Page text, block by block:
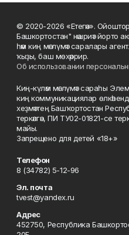
© 2020-2026 «Етегән».
Башкортостан" нәшриәт йорто
һәм киң мәғлүмәт саралары
ҡыҙы, баш мөхәррир.
Об использовании
Киң-күләм мәғлүмәт сараһы
киң коммуникациялар
хеҙмәттең Башҡортостан
теркәлгән, ПИ ТУ02-01821-се
майы.
Запрещено для детей «18+»
Телефон
8 (34782) 5-12-96
Эл. почта
tvest@yandex.ru
Адрес
452750, Республика